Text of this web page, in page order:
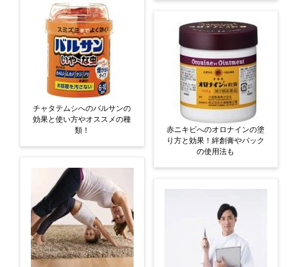
チャタテムシへのバルサンの
効果と使い方やオススメの種
類！
赤ニキビへのオロナインの塗
り方と効果！絆創膏やパック
の使用法も